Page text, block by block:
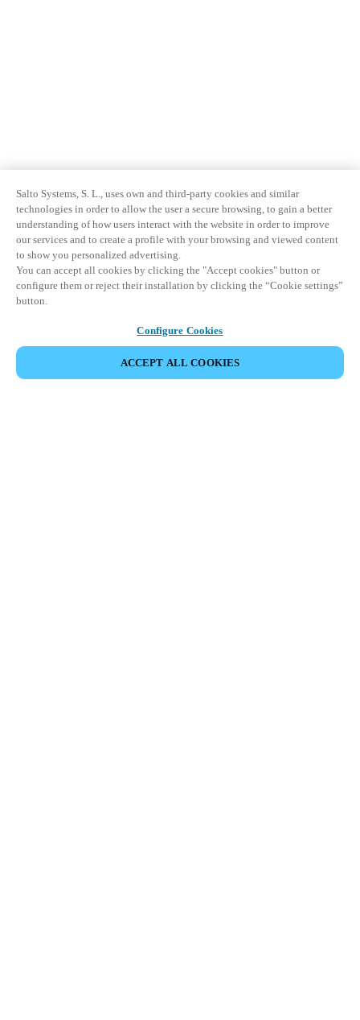
Salto Systems, S. L., uses own and third-party cookies and similar
technologies in order to allow the user a secure browsing, to gain a better
understanding of how users interact with the website in order to improve
our services and to create a profile with your browsing and viewed content
to show you personalized advertising.
You can accept all cookies by clicking the "Accept cookies" button or
configure them or reject their installation by clicking the “Cookie settings”
button.
Configure Cookies
ACCEPT ALL COOKIES